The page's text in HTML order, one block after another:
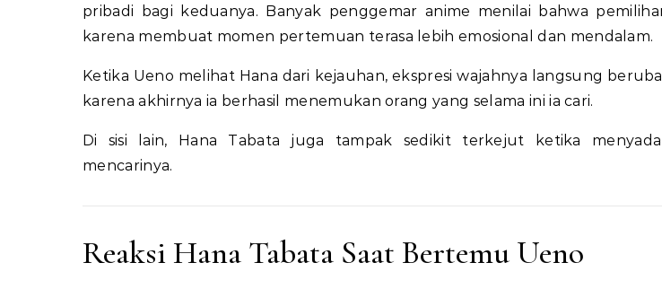
pribadi bagi keduanya. Banyak penggemar anime menilai bahwa
karena membuat momen pertemuan terasa lebih emosional dan mendalam.
Ketika Ueno melihat Hana dari kejauhan, ekspresi wajahnya langsung
karena akhirnya ia berhasil menemukan orang yang selama ini ia cari.
Di sisi lain, Hana Tabata juga tampak sedikit terkejut ketika
mencarinya.
Reaksi Hana Tabata Saat Bertemu Ueno